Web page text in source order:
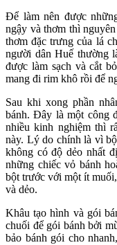
Để làm nên được
ngậy và thơm thì
thơm đặc trưng của lá
người dân Huế thường
được làm sạch và cắt
mang đi rim khô rồi để
Sau khi xong phần
bánh. Đây là một công
nhiều kinh nghiệm thì
này. Lý do chính là vì
không có độ dẻo nhất
những chiếc vỏ bánh
bột trước với một ít
và dẻo.
Khâu tạo hình và gói
chuối để gói bánh bởi
bảo bánh gói cho